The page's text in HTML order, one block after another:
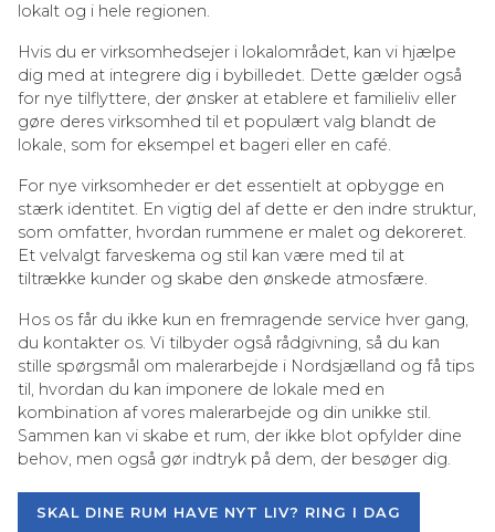
lokalt og i hele regionen.
Hvis du er virksomhedsejer i lokalområdet, kan vi hjælpe
dig med at integrere dig i bybilledet. Dette gælder også
for nye tilflyttere, der ønsker at etablere et familieliv eller
gøre deres virksomhed til et populært valg blandt de
lokale, som for eksempel et bageri eller en café.
For nye virksomheder er det essentielt at opbygge en
stærk identitet. En vigtig del af dette er den indre struktur,
som omfatter, hvordan rummene er malet og dekoreret.
Et velvalgt farveskema og stil kan være med til at
tiltrække kunder og skabe den ønskede atmosfære.
Hos os får du ikke kun en fremragende service hver gang,
du kontakter os. Vi tilbyder også rådgivning, så du kan
stille spørgsmål om malerarbejde i Nordsjælland og få tips
til, hvordan du kan imponere de lokale med en
kombination af vores malerarbejde og din unikke stil.
Sammen kan vi skabe et rum, der ikke blot opfylder dine
behov, men også gør indtryk på dem, der besøger dig.
SKAL DINE RUM HAVE NYT LIV? RING I DAG